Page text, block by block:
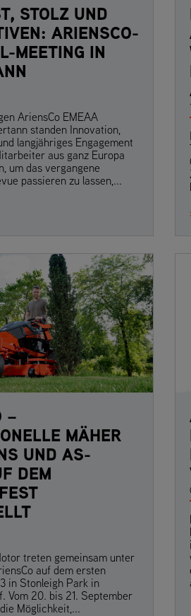
STOLZ UND
ARIENSCO-
MEETING IN
AriensCo EMEAA
standen Innovation,
langjähriges Engagement
aus ganz Europa
um das vergangene
passieren zu lassen,...
–
MÄHER
UND AS-
DEM
treten gemeinsam unter
auf dem ersten
in Stonleigh Park in
Vom 20. bis 21. September
Möglichkeit,...